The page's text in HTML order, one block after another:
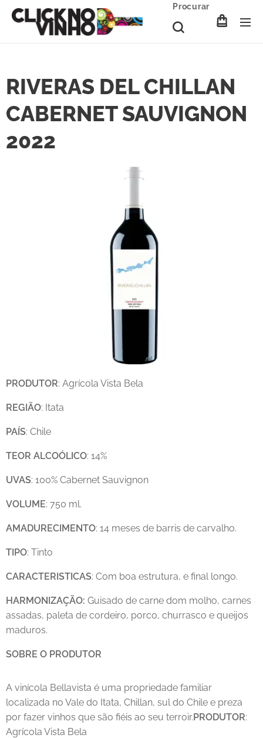
Procurar
RIVERAS DEL CHILLAN
CABERNET SAUVIGNON
2022
PRODUTOR: Agrícola Vista Bela
REGIÃO: Itata
PAÍS: Chile
TEOR ALCOÓLICO: 14%
UVAS: 100% Cabernet Sauvignon
VOLUME: 750 ml.
AMADURECIMENTO: 14 meses de barris de carvalho.
TIPO: Tinto
CARACTERISTICAS: Com boa estrutura, e final longo.
HARMONIZAÇÃO: Guisado de carne dom molho, carnes
assadas, paleta de cordeiro, porco, churrasco e queijos
maduros.
SOBRE O PRODUTOR
A vinícola Bellavista é uma propriedade familiar
localizada no Vale do Itata, Chillan, sul do Chile e preza
por fazer vinhos que são fiéis ao seu terroir.PRODUTOR:
Agrícola Vista Bela